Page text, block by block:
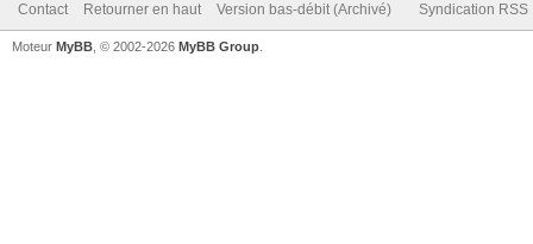
Contact Retourner en haut Version bas-débit (Archivé) Syndication RSS
Moteur MyBB , © 2002-2026 MyBB Group